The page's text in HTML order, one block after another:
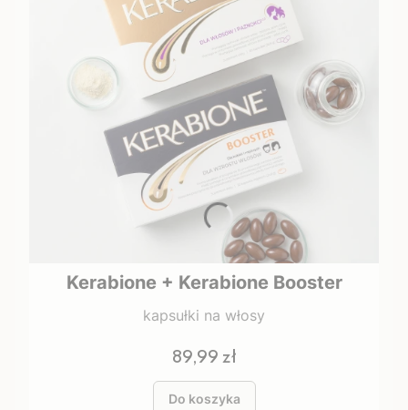
Kerabione + Kerabione Booster
kapsułki na włosy
Cena
89,99 zł
Do koszyka